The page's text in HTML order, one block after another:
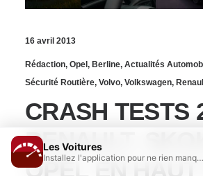
16 avril 2013
Rédaction, Opel, Berline, Actualités
Sécurité Routière, Volvo, Volkswagen,
CRASH TESTS
RENAULT,
OPEL EN
Les Voitures
Installez l'application pour ne rien manquer !